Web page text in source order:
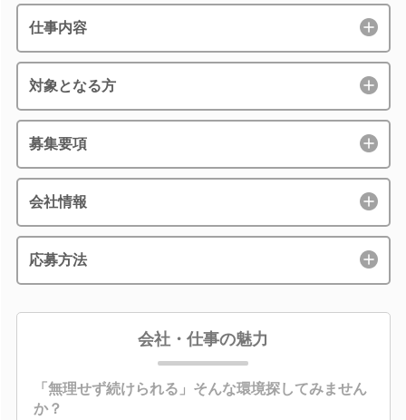
仕事内容
対象となる方
募集要項
会社情報
応募方法
会社・仕事の魅力
「無理せず続けられる」そんな環境探してみません
か？